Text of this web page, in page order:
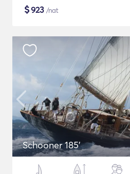
$923 /nat
Schooner 185'